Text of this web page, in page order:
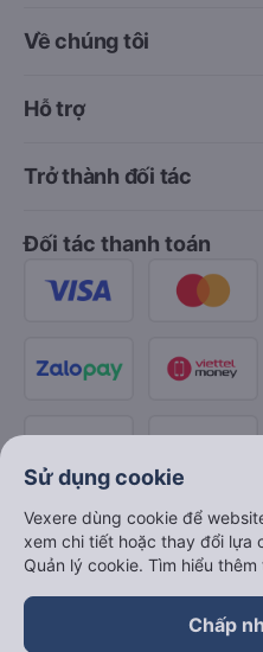
Về chúng tôi
Hỗ trợ
Trở thành đối tác
Đối tác thanh toán
Sử dụng cookie
Vexere dùng cookie để
xem chi tiết hoặc thay đổi lựa
Quản lý cookie. Tìm hiểu thêm
Chấp